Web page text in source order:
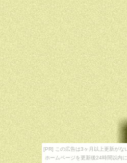
[PR] この広告は3ヶ月以上更新がな
ホームページを更新後24時間以内